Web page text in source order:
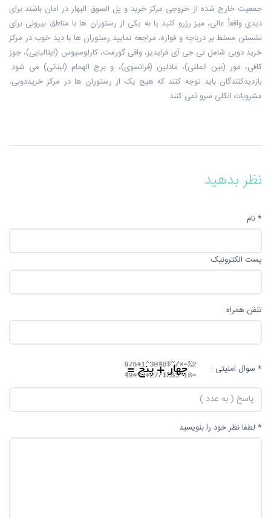
جمعیت خارج شده از خروجی مرکز خرید و پل السوق البهار در امان باشند.برای
دیدی واقعأ عالی، میز رزرو کنید یا به یکی از رستوران ها با مناطق بیرونی برای
نشستن مسلط بر دریاچه و فواره، مراجعه نمایید.رستوران ها با دید خوب در مرکز
خرید دوبی شامل تی جی آی فرایدیز، وافی گورمت، کارلوسیوس (ایتالیایی)، جوز
کافی، مور (بین المللی)، مادلین (فرانسوی)، و برج الهمام (لبنانی) می شود.
بازدیدکنندگان باید توجه کنند که هیچ یک از رستوران ها در مرکز خریددوبی،
مشروبات الکلی سرو نمی کنند
نظر بدهید
* نام
پست الکترونیک
تلفن همراه
* سوال امنیتی :
* لطفا نظر خود را بنویسید